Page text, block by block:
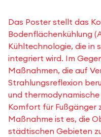
Das Poster stellt das
Bodenflächenkühlung
Kühltechnologie, die in
integriert wird. Im
Maßnahmen, die auf
Strahlungsreflexion
und
Komfort für Fußgänger
Maßnahme ist es, die
städtischen Gebieten